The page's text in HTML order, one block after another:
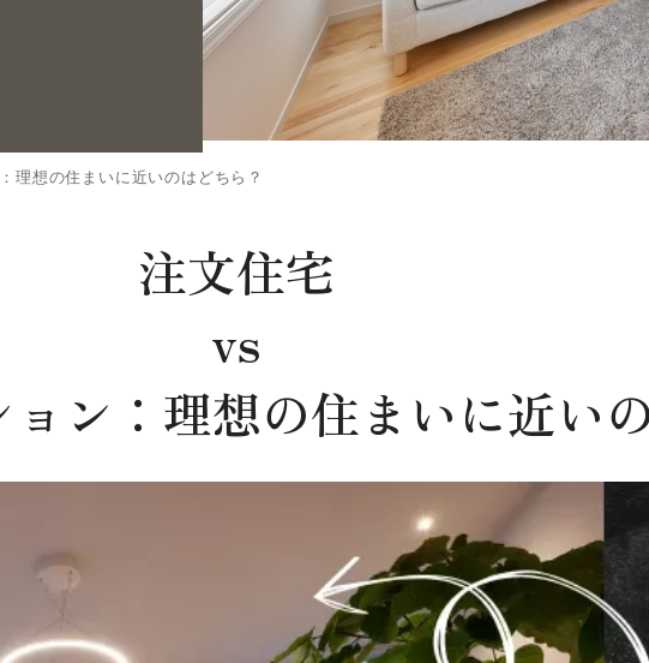
理想の住まいに近いのはどちら？
注文住宅
vs
ン：理想の住まいに近い